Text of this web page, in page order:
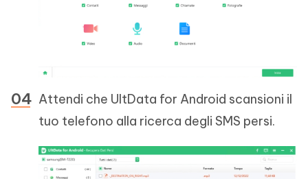
Attendi che UltData for Android scansioni il
tuo telefono alla ricerca degli SMS persi.